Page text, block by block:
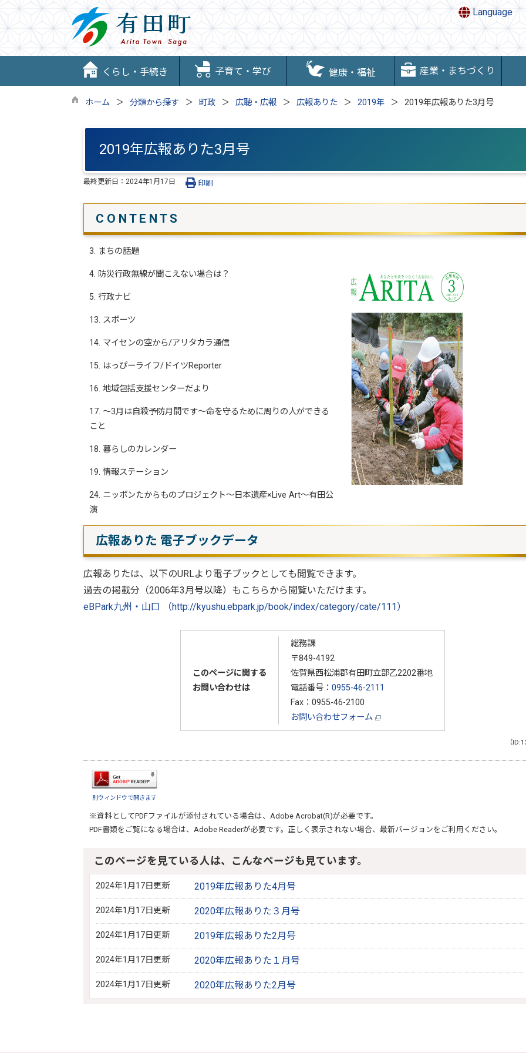
Language
くらし・手続き 子育て・学び 健康・福祉 産業・まちづくり
ホーム 分類から探す 町政 広聴・広報 広報ありた 2019年 2019年広報ありた3月号
2019年広報ありた3月号
最終更新日： 2024年1月17日 印刷
C O N T E N T S
3. まちの話題
4. 防災行政無線が聞こえない場合は？
5. 行政ナビ
13. スポーツ
14. マイセンの空から/アリタカラ通信
15. はっぴーライフ/ドイツReporter
16. 地域包括支援センターだより
17. ～3月は自殺予防月間です～命を守るために周りの人ができる
こと
18. 暮らしのカレンダー
19. 情報ステーション
24. ニッポンたからものプロジェクト～日本遺産×Live Art～有田公
演
広報ありた 電子ブックデータ
広報ありたは、以下のURLより電子ブックとしても閲覧できます。
過去の掲載分（2006年3月号以降）もこちらから閲覧いただけます。
eBPark九州・山口 （http://kyushu.ebpark.jp/book/index/category/cate/111）
このページに関する
お問い合わせは
総務課
〒849-4192
佐賀県西松浦郡有田町立部乙2202番地
電話番号： 0955-46-2111
Fax：0955-46-2100
お問い合わせフォーム
（
別ウィンドウで開きます
※資料としてPDFファイルが添付されている場合は、 Adobe Acrobat(R)が必要です。
PDF書類をご覧になる場合は、 Adobe Readerが必要です。正しく表示されない場合、最新バージョンをご利用ください。
このページを見ている人は、こんなページも見ています。
2024年1月17日更新 2019年広報ありた4月号
2024年1月17日更新 2020年広報ありた３月号
2024年1月17日更新 2019年広報ありた2月号
2024年1月17日更新 2020年広報ありた１月号
2024年1月17日更新 2020年広報ありた2月号